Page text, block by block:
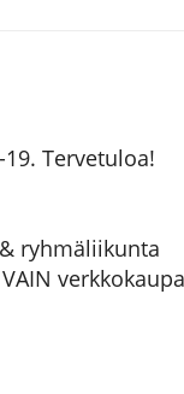
Tervetuloa!
ryhmäliikunta